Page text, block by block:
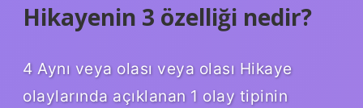
Hikayenin 3 özelliği nedir?
4 Aynı veya olası veya olası Hikaye
olaylarında açıklanan 1 olay tipinin